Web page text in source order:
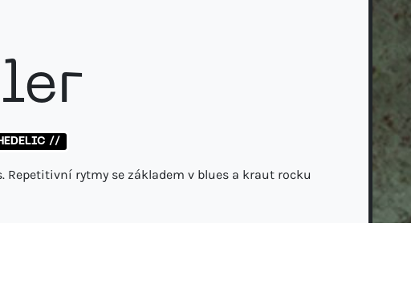
//
Repetitivní rytmy se základem v blues a kraut rocku